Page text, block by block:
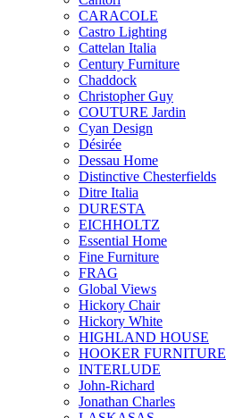
CARACOLE
Castro Lighting
Cattelan Italia
Century Furniture
Chaddock
Christopher Guy
COUTURE Jardin
Cyan Design
Désirée
Dessau Home
Distinctive Chesterfields
Ditre Italia
DURESTA
EICHHOLTZ
Essential Home
Fine Furniture
FRAG
Global Views
Hickory Chair
Hickory White
HIGHLAND HOUSE
HOOKER FURNITURE
INTERLUDE
John-Richard
Jonathan Charles